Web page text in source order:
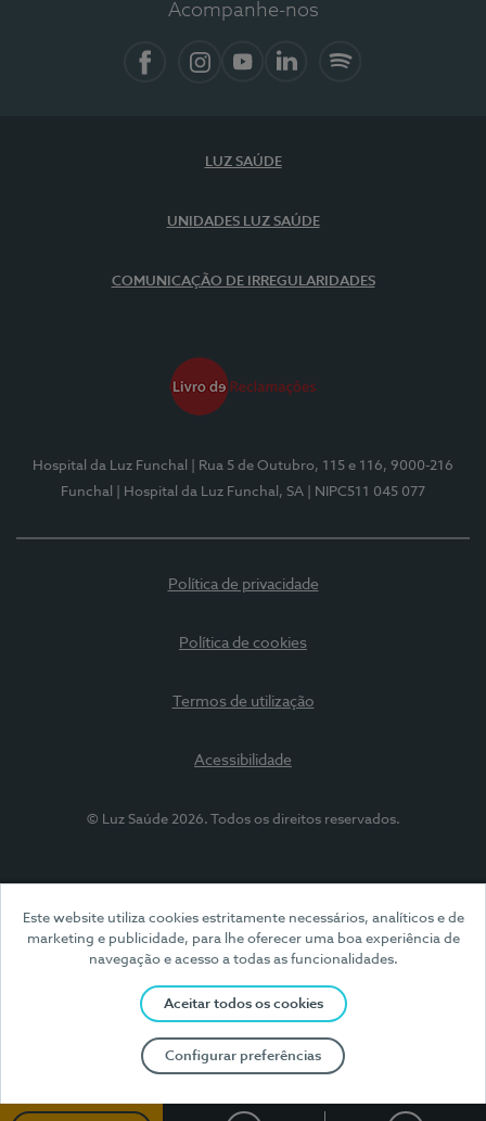
Este website utiliza cookies estritamente necessários, analíticos e de
marketing e publicidade, para lhe oferecer uma boa experiência de
navegação e acesso a todas as funcionalidades.
Aceitar todos os cookies
Configurar preferências
Acompanhe-nos
LUZ SAÚDE
UNIDADES LUZ SAÚDE
COMUNICAÇÃO DE IRREGULARIDADES
Hospital da Luz Funchal
| Rua 5 de Outubro, 115 e 116, 9000-216
Funchal
| Hospital da Luz Funchal, SA | NIPC511 045 077
Política de privacidade
Política de cookies
Termos de utilização
Acessibilidade
© Luz Saúde 2026. Todos os direitos reservados.